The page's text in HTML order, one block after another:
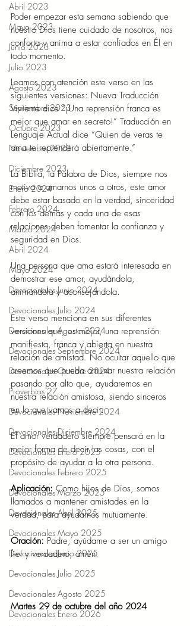
Abril 2023
Mayo 2023
Junio 2023
Julio 2023
Agosto 2023
Septiembre 2023
Octubre 2023
Noviembre 2023
Diciembre 2023
Enero 2024
Febrero 2024
Marzo 2024
Abril 2024
Mayo 2024
Devocionales Junio 2024
Devocionales Julio 2024
Devocionales Agosto 2024
Devocionales Septiembre 2024
Devocionales Octubre 2024
Proverbios 27
Devocionales Noviembre 2024
Devocionales Diciembre 2024
Devocionales Enero 2025
Devocionales Febrero 2025
Devocionales Marzo 2025
Devocionales Abril 2025
Devocionales Mayo 2025
Devocionales Junio 2025
Devocionales Julio 2025
Devocionales Agosto 2025
Devocionales Enero 2026
Poder empezar esta semana sabiendo que
nuestro Dios tiene cuidado de nosotros, nos
conforta y anima a estar confiados en Él en
todo momento.
Leamos con atención este verso en las
siguientes versiones: Nueva Traducción
Viviente dice “¡Una reprensión franca es
mejor que amar en secreto!” Traducción en
Lenguaje Actual dice “Quien de veras te
ama te reprenderá abiertamente.”
La Biblia, la Palabra de Dios, siempre nos
motiva a amarnos unos a otros, este amor
debe estar basado en la verdad, sinceridad
con los demás y cada una de esas
relaciones deben fomentar la confianza y
seguridad en Dios.
Una persona que ama estará interesada en
demostrar ese amor, ayudándola,
animándola y aconsejándola.
Este verso menciona en sus diferentes
versiones que, es mejor, una reprensión
manifiesta, franca y abierta en nuestra
relación de amistad. No ocultar aquello que
creemos que pueda arruinar nuestra relación
pasando por alto que, ayudaremos en
nuestra relación amistosa, siendo sinceros
en lo que vamos a decir.
El amor verdadero siempre pensará en la
mejor forma de decir las cosas, con el
propósito de ayudar a la otra persona.
Aplicación: Como hijos de Dios, somos
llamados a mantener amistades en la
verdad, para ayudarnos mutuamente.
Oración: Padre, ayúdame a ser un amigo
fiel y verdadero, amén.
Martes 29 de octubre del año 2024